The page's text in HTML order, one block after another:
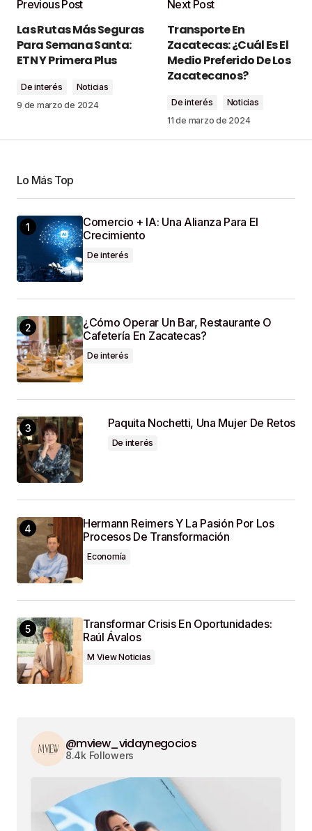
publicada. Los campos obligatorios están
marcados con*
Comment*
Your Name
Your E-Mail*
Guardar Mi Nombre, Correo Electrónico Y Sitio
Web En Este Navegador Para La Próxima Vez
SUBMIT COMMENT
Previous Post
Las Rutas Más Seguras
Para Semana Santa:
ETN Y Primera Plus
De interés
Noticias
9 de marzo de 2024
Next Post
Transporte En
Zacatecas: ¿Cuál Es El
Medio Preferido De Los
Zacatecanos?
De interés
Noticias
11 de marzo de 2024
Lo Más Top
Comercio + IA: Una Alianza Para El
Crecimiento
De interés
¿Cómo Operar Un Bar, Restaurante O
Cafetería En Zacatecas?
De interés
Paquita Nochetti, Una Mujer De Retos
De interés
Hermann Reimers Y La Pasión Por Los
Procesos De Transformación
Economía
Transformar Crisis En Oportunidades:
Raúl Ávalos
M View Noticias
@mview_vidaynegocios
8.4k Followers